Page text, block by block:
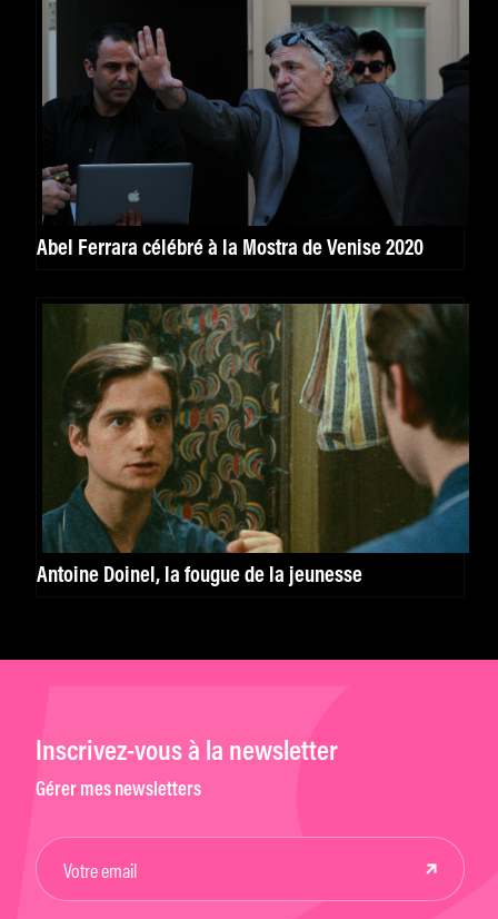
Abel Ferrara célébré à la Mostra de Venise 2020
Antoine Doinel, la fougue de la jeunesse
Inscrivez-vous à la newsletter
Gérer mes newsletters